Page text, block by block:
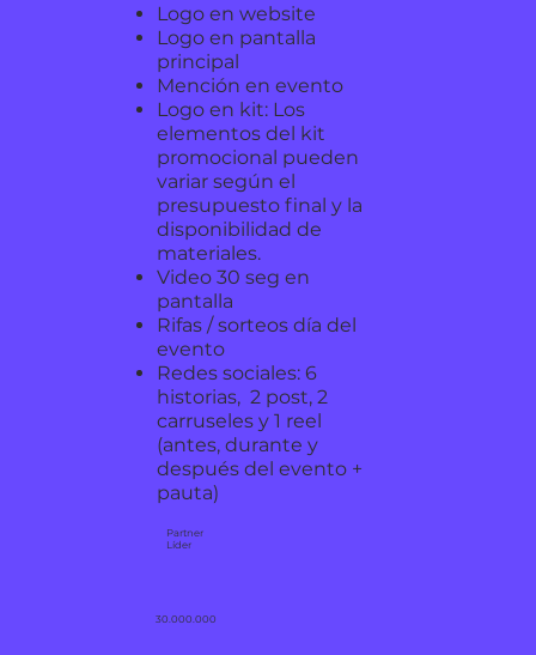
Partner
Líder
30.000.000
Logo en website
Logo en pantalla
principal
Mención en evento
Logo en kit: Los
elementos del kit
promocional pueden
variar según el
presupuesto final y la
disponibilidad de
materiales.
Video 30 seg en
pantalla
Rifas / sorteos día del
evento
Redes sociales: 6
historias, 2 post, 2
carruseles y 1 reel
(antes, durante y
después del evento +
pauta)